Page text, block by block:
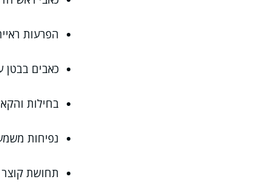
הפרעות
כאבים בבטן
בחילות
נפיחות
תחושת קוצר